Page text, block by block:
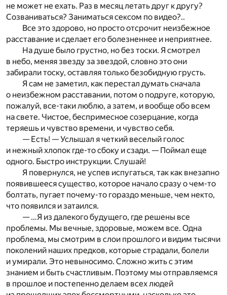
не может не ехать. Раз в месяц летать друг к другу?
Созваниваться? Заниматься сексом по видео?..
Все это здорово, но просто отсрочит неизбежное
расставание и сделает его болезненнее и неприятнее.
На душе было грустно, но без тоски. Я смотрел
в небо, меняя звезду за звездой, словно это они
забирали тоску, оставляя только безобидную грусть.
Я сам не заметил, как перестал думать сначала
о неизбежном расставании, потом о подруге, которую,
пожалуй, все-таки люблю, а затем, и вообще обо всем
на свете. Чистое, беспримесное созерцание, когда
теряешь и чувство времени, и чувство себя.
— Есть! — Услышал я четкий веселый голос
и нежный хлопок где-то сбоку и сзади. — Поймал еще
одного. Быстро инструкции. Слушай!
Я повернулся, не успев испугаться, так как внезапно
появившееся существо, которое начало сразу о чем-то
болтать, пугает почему-то гораздо меньше, чем некто,
что появился и затаился.
— …Я из далекого будущего, где решены все
проблемы. Мы вечные, здоровые, можем все. Одна
проблема, мы смотрим в слои прошлого и видим тысячи
поколений наших предков, которые страдали, болели
и умирали. Это невыносимо. Сложно жить с этим
знанием и быть счастливым. Поэтому мы отправляемся
в прошлое и постепенно делаем всех людей